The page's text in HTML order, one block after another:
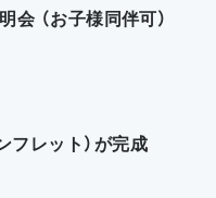
会 （お子様同伴可）
フレット）が完成